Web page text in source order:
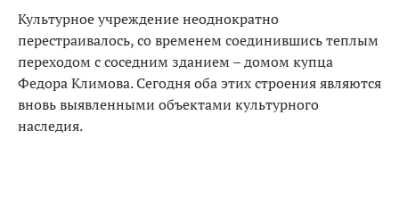
Культурное учреждение неоднократно
перестраивалось, со временем соединившись теплым
переходом с соседним зданием – домом купца
Федора Климова. Сегодня оба этих строения являются
вновь выявленными объектами культурного
наследия.